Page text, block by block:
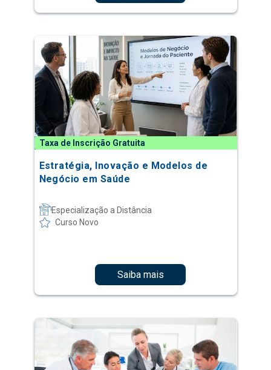
Taxa de Inscrição Gratuita
Estratégia, Inovação e Modelos de
Negócio em Saúde
Especialização a Distância
Curso Novo
Saiba mais